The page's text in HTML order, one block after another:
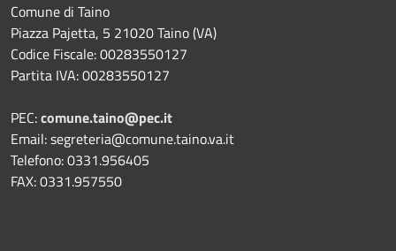
Comune di Taino
Piazza Pajetta, 5 21020 Taino (VA)
Codice Fiscale: 00283550127
Partita IVA: 00283550127
PEC:comune.taino@pec.it
Email: segreteria@comune.taino.va.it
Telefono: 0331.956405
FAX: 0331.957550